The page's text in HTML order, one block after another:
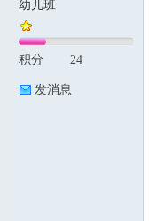
幼儿班
积分 24
发消息